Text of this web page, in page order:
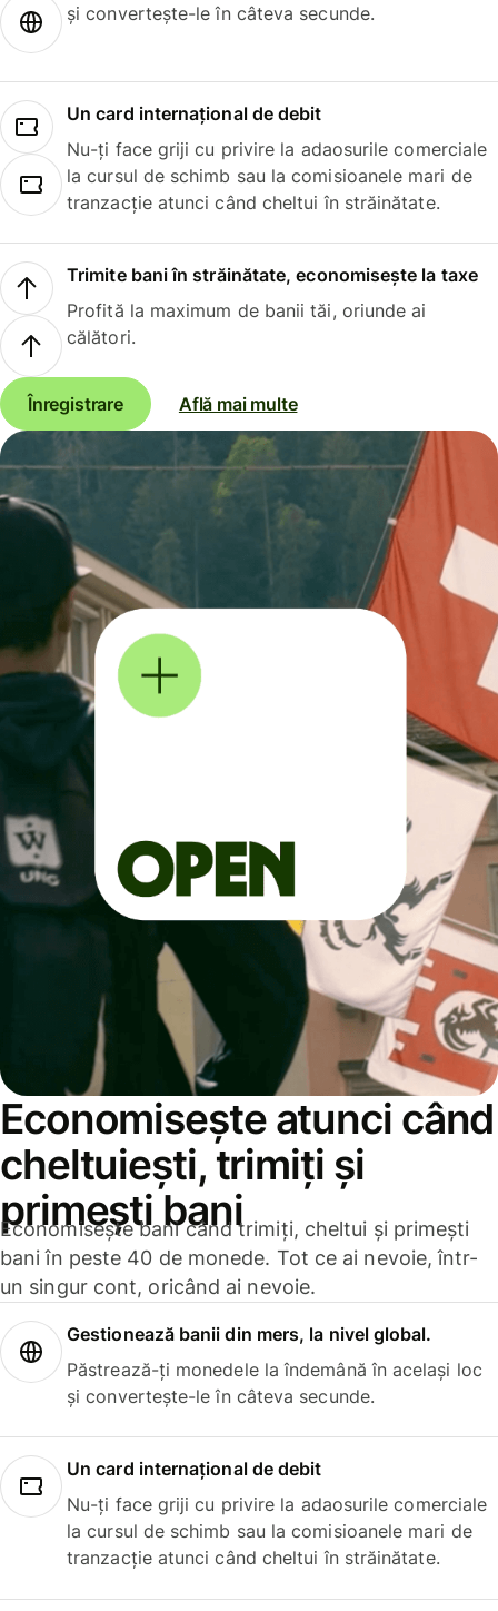
și convertește-le în câteva secunde.
Un card internațional de debit
Nu-ți face griji cu privire la adaosurile comerciale
la cursul de schimb sau la comisioanele mari de
tranzacție atunci când cheltui în străinătate.
Trimite bani în străinătate, economisește la taxe
Profită la maximum de banii tăi, oriunde ai
călători.
Înregistrare Află mai multe
Economisește atunci când
cheltuiești, trimiți și
primești bani
Economisește bani când trimiți, cheltui și primești
bani în peste 40 de monede. Tot ce ai nevoie, într-
un singur cont, oricând ai nevoie.
Gestionează banii din mers, la nivel global.
Păstrează-ți monedele la îndemână în același loc
și convertește-le în câteva secunde.
Un card internațional de debit
Nu-ți face griji cu privire la adaosurile comerciale
la cursul de schimb sau la comisioanele mari de
tranzacție atunci când cheltui în străinătate.